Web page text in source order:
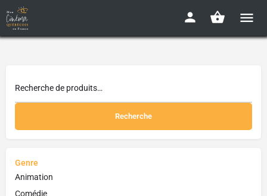
Recherche
Genre
Animation
Comédie